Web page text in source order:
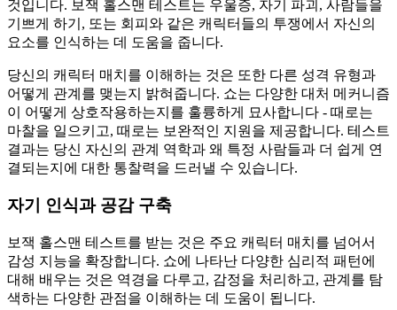
것입니다. 보잭 홀스맨 테스트는 우울증, 자기 파괴, 사람들을
기쁘게 하기, 또는 회피와 같은 캐릭터들의 투쟁에서 자신의
요소를 인식하는 데 도움을 줍니다.
당신의 캐릭터 매치를 이해하는 것은 또한 다른 성격 유형과
어떻게 관계를 맺는지 밝혀줍니다. 쇼는 다양한 대처 메커니즘
이 어떻게 상호작용하는지를 훌륭하게 묘사합니다 - 때로는
마찰을 일으키고, 때로는 보완적인 지원을 제공합니다. 테스트
결과는 당신 자신의 관계 역학과 왜 특정 사람들과 더 쉽게 연
결되는지에 대한 통찰력을 드러낼 수 있습니다.
자기 인식과 공감 구축
보잭 홀스맨 테스트를 받는 것은 주요 캐릭터 매치를 넘어서
감성 지능을 확장합니다. 쇼에 나타난 다양한 심리적 패턴에
대해 배우는 것은 역경을 다루고, 감정을 처리하고, 관계를 탐
색하는 다양한 관점을 이해하는 데 도움이 됩니다.